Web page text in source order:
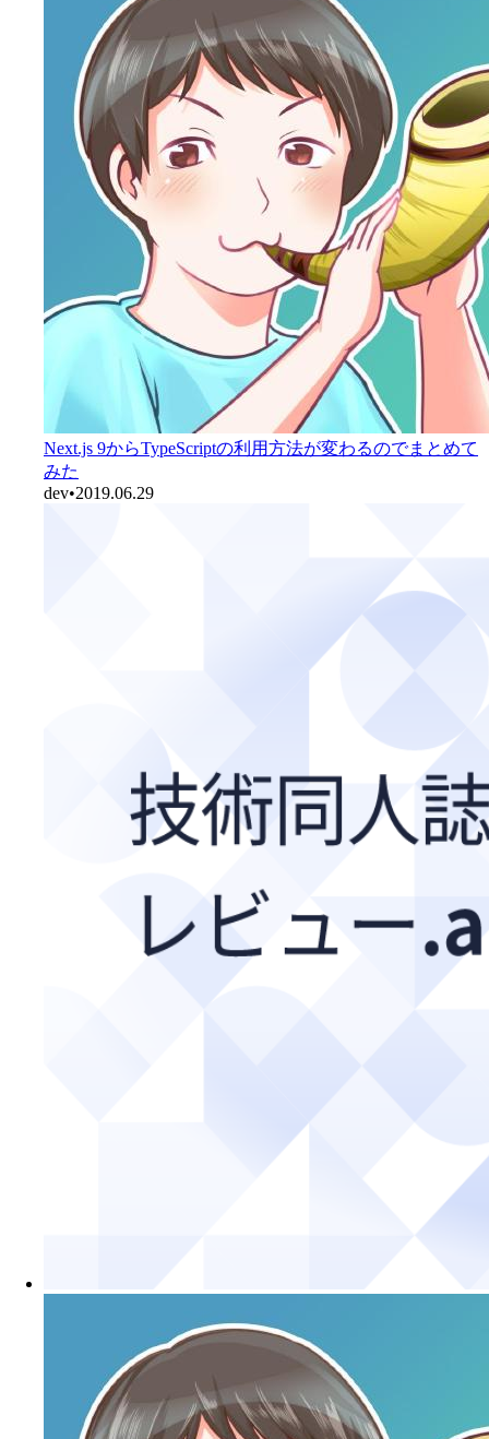
Next.js 9からTypeScriptの利用方法が変わるのでまとめて
みた
dev•2019.06.29